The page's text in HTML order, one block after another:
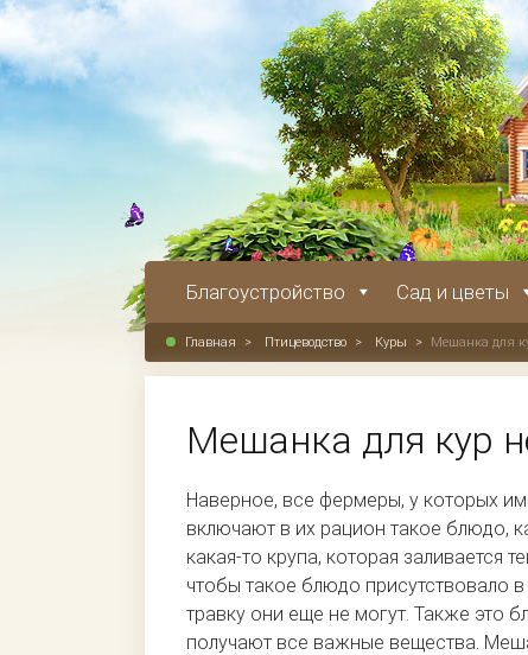
Благоустройство Сад и цветы
Главная > Птицеводство > Куры > Мешанка для
Мешанка для кур
Наверное, все фермеры, у которых
включают в их рацион такое блюдо,
какая-то крупа, которая заливается
чтобы такое блюдо присутствовало
травку они еще не могут. Также это
получают все важные вещества.